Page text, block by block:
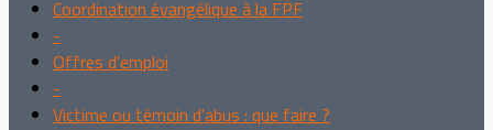
Coordination évangélique à la FPF
-
Offres d'emploi
-
Victime ou témoin d'abus : que faire ?